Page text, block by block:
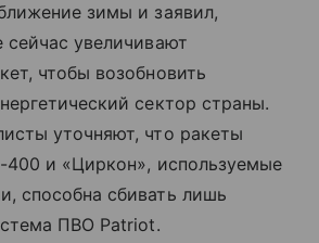
зимы и заявил,
увеличивают
чтобы возобновить
сектор страны.
уточняют, что ракеты
и «Циркон», используемые
способна сбивать лишь
ПВО Patriot.